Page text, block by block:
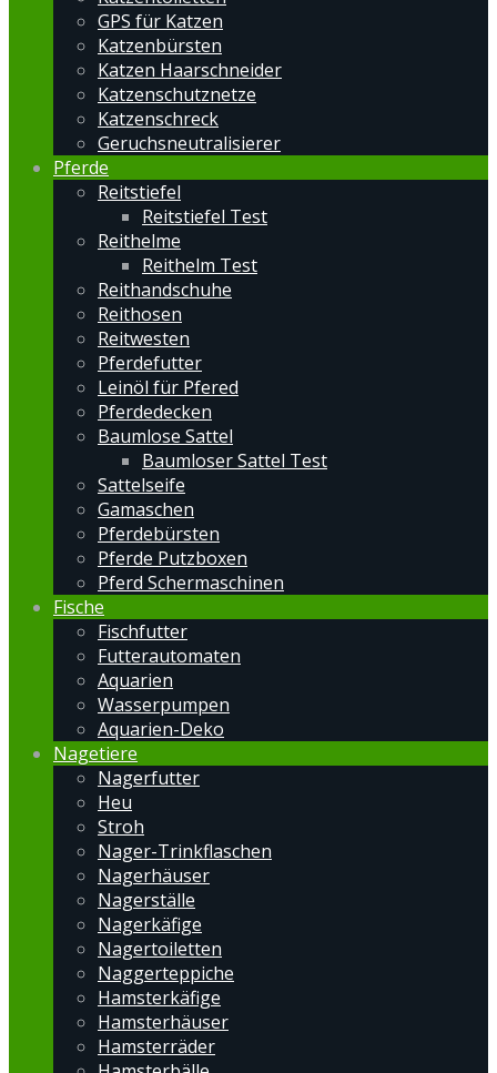
GPS für Katzen
Katzenbürsten
Katzen Haarschneider
Katzenschutznetze
Katzenschreck
Geruchsneutralisierer
Pferde
Reitstiefel
Reitstiefel Test
Reithelme
Reithelm Test
Reithandschuhe
Reithosen
Reitwesten
Pferdefutter
Leinöl für Pfered
Pferdedecken
Baumlose Sattel
Baumloser Sattel Test
Sattelseife
Gamaschen
Pferdebürsten
Pferde Putzboxen
Pferd Schermaschinen
Fische
Fischfutter
Futterautomaten
Aquarien
Wasserpumpen
Aquarien-Deko
Nagetiere
Nagerfutter
Heu
Stroh
Nager-Trinkflaschen
Nagerhäuser
Nagerställe
Nagerkäfige
Nagertoiletten
Naggerteppiche
Hamsterkäfige
Hamsterhäuser
Hamsterräder